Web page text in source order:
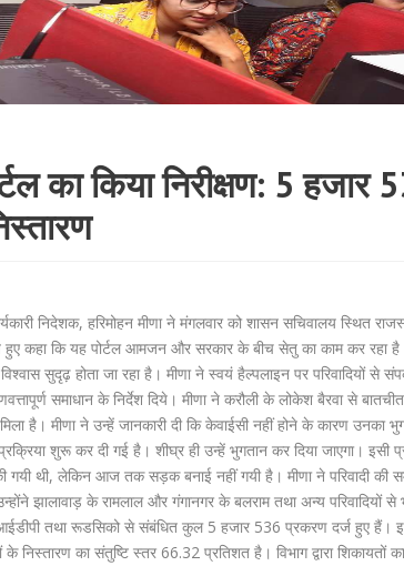
का किया निरीक्षण: 5 हजार
निदेशक, हरिमोहन मीणा ने मंगलवार को शासन सचिवालय स्थित
हुए कहा कि यह पोर्टल आमजन और सरकार के बीच सेतु का काम कर रहा
सुदृढ़ होता जा रहा है। मीणा ने स्वयं हैल्पलाइन पर परिवादियों से
समाधान के निर्देश दिये। मीणा ने करौली के लोकेश बैरवा से
है। मीणा ने उन्हें जानकारी दी कि केवाईसी नहीं होने के कारण उनका
शुरू कर दी गई है। शीघ्र ही उन्हें भुगतान कर दिया जाएगा। इसी
थी, लेकिन आज तक सड़क बनाई नहीं गयी है। मीणा ने परिवादी की
झालावाड़ के रामलाल और गंगानगर के बलराम तथा अन्य परिवादियों से
तथा रूडसिको से संबंधित कुल 5 हजार 536 प्रकरण दर्ज हुए हैं।
का संतुष्टि स्तर 66.32 प्रतिशत है। विभाग द्वारा शिकायतों